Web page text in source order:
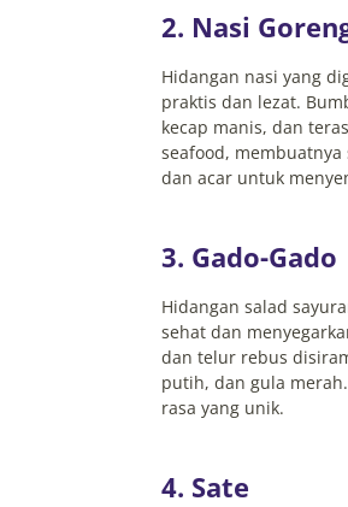
2. Nasi
Hidangan nasi yang
praktis dan lezat.
kecap manis, dan
seafood,
dan acar untuk
3. Gado-Gado
Hidangan salad
sehat dan
dan telur rebus
putih, dan gula
rasa yang unik.
4. Sate